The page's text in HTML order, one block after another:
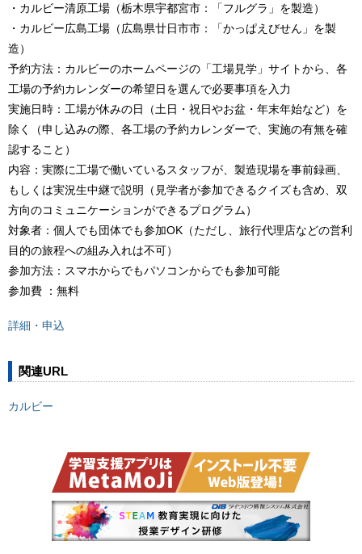
・カルビー清原工場（栃木県宇都宮市：「フルグラ」を製造）
・カルビー広島工場（広島県廿日市市：「かっぱえびせん」を製
造）
予約方法：カルビーのホームページの「工場見学」サイトから、各
工場の予約カレンダーの希望日を選んで必要事項を入力
実施日時：工場が休みの日（土日・祝日やお盆・年末年始など）を
除く（申し込みの際、各工場の予約カレンダーで、実施の有無を確
認すること）
内容：実際に工場で働いているスタッフが、製造現場を事前録画、
もしくは実況生中継で説明（見学者が参加できるクイズも含め、双
方向のコミュニケーションができるプログラム）
対象者：個人でも団体でも参加OK（ただし、旅行代理店などの営利
目的の旅程への組み入れは不可）
参加方法：スマホからでもパソコンからでも参加可能
参加費 ：無料
詳細・申込
関連URL
カルビー